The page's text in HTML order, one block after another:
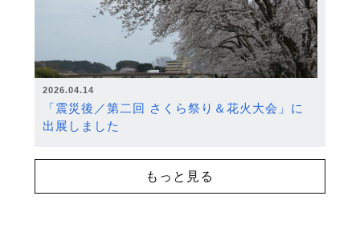
2026.04.14
「震災後／第二回 さくら祭り＆花火大会」に
出展しました
もっと見る